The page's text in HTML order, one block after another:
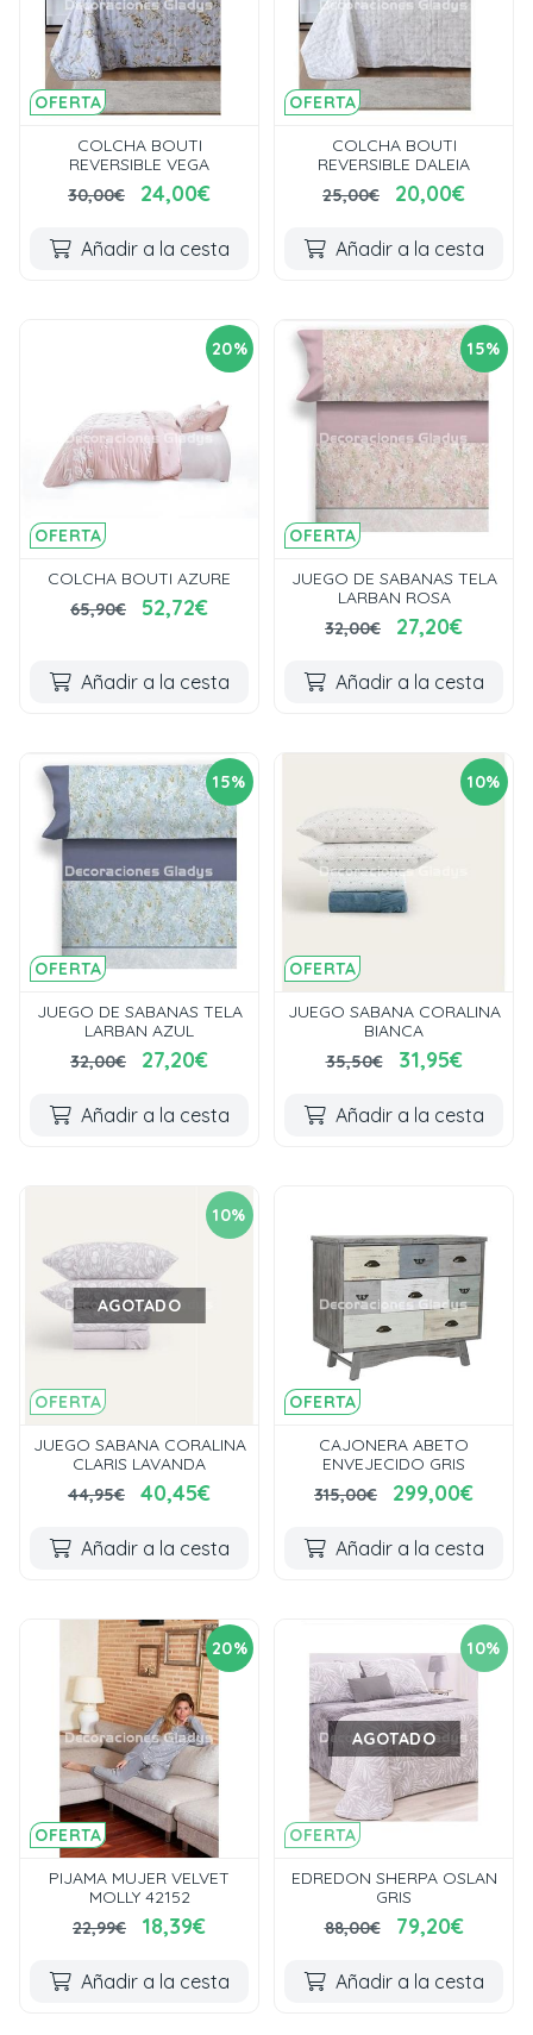
OFERTA
COLCHA BOUTI
REVERSIBLE VEGA
30,00€
24,00€
Añadir a la cesta
OFERTA
COLCHA BOUTI
REVERSIBLE DALEIA
25,00€
20,00€
Añadir a la cesta
20%
OFERTA
COLCHA BOUTI AZURE
65,90€
52,72€
Añadir a la cesta
15%
OFERTA
JUEGO DE SABANAS TELA
LARBAN ROSA
32,00€
27,20€
Añadir a la cesta
15%
OFERTA
JUEGO DE SABANAS TELA
LARBAN AZUL
32,00€
27,20€
Añadir a la cesta
10%
OFERTA
JUEGO SABANA CORALINA
BIANCA
35,50€
31,95€
Añadir a la cesta
10%
OFERTA
AGOTADO
JUEGO SABANA CORALINA
CLARIS LAVANDA
44,95€
40,45€
Añadir a la cesta
OFERTA
CAJONERA ABETO
ENVEJECIDO GRIS
315,00€
299,00€
Añadir a la cesta
20%
OFERTA
PIJAMA MUJER VELVET
MOLLY 42152
22,99€
18,39€
Añadir a la cesta
10%
OFERTA
AGOTADO
EDREDON SHERPA OSLAN
GRIS
88,00€
79,20€
Añadir a la cesta